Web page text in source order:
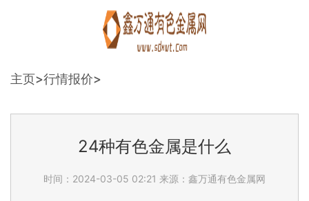
主页>行情报价>
24种有色金属是什么
时间：2024-03-05 02:21 来源：鑫万通有色金属网